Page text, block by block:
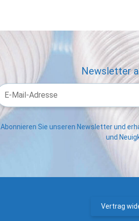
Newsletter
Abonnieren Sie unseren Newsletter und
und
Vertrag